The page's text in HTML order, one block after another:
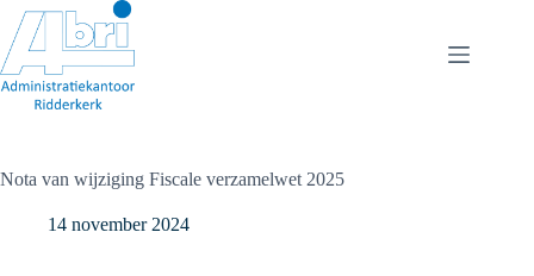
naar
de
inhoud
Nota van wijziging Fiscale verzamelwet 2025
14 november 2024